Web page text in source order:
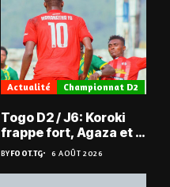
Actualité Championnat D2
Togo D2 / J6: Koroki
frappe fort, Agaza et la
JCA assurent,
suspense avant Sara
FC – Doumbé FC
BYFOOT.TG 6 AOÛT 2026